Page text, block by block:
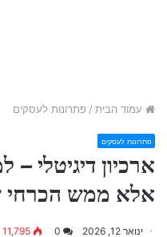
עמוד הבית / פתרונות לעסקים
פתרונות לעסקים
ארכיון דיגיטלי
אלא ממש הכרחי
ינואר 12, 2026 0
11,795